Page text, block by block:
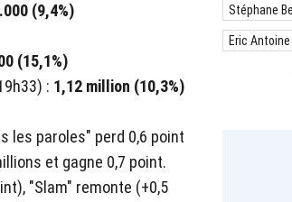
(9,4%)
(15,1%)
: 1,12 million (10,3%)
les paroles" perd 0,6 point
et gagne 0,7 point.
"Slam" remonte (+0,5
Stéphane
Eric Antoine